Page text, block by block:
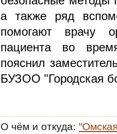
а также ряд
помогают врачу
пациента во
пояснил
БУЗОО "Городская
О чём и откуда: